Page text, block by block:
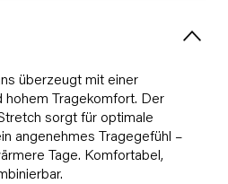
überzeugt mit einer
hohem Tragekomfort. Der
sorgt für optimale
angenehmes Tragegefühl –
Tage. Komfortabel,